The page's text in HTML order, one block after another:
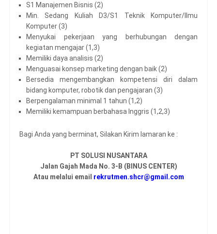
S1 Manajemen Bisnis (2)
Min. Sedang Kuliah D3/S1 Teknik Komputer/Ilmu
Komputer (3)
Menyukai pekerjaan yang berhubungan dengan
kegiatan mengajar (1,3)
Memiliki daya analisis (2)
Menguasai konsep marketing dengan baik (2)
Bersedia mengembangkan kompetensi diri dalam
bidang komputer, robotik dan pengajaran (3)
Berpengalaman minimal 1 tahun (1,2)
Memiliki kemampuan berbahasa Inggris (1,2,3)
Bagi Anda yang berminat, Silakan Kirim lamaran ke :
PT SOLUSI NUSANTARA
Jalan Gajah Mada No. 3-B (BINUS CENTER)
Atau melalui email rekrutmen.shcr@gmail.com